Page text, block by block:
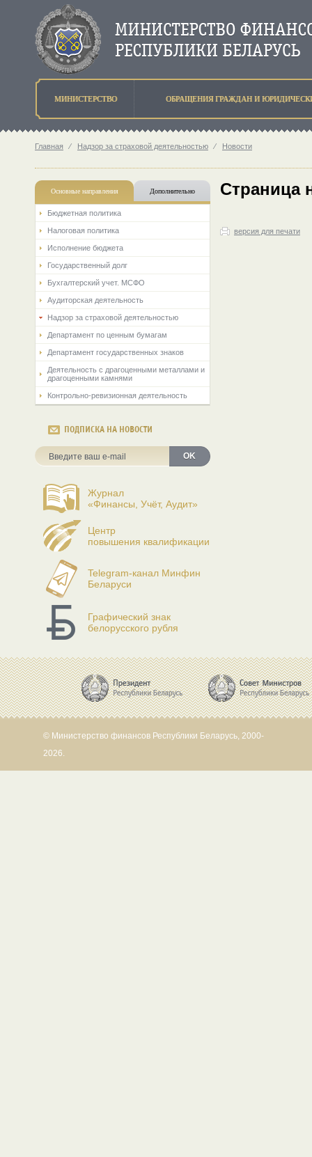
МИНИСТЕРСТВО ОБРАЩЕНИЯ ГРАЖДАН И
Главная ⁄ Надзор за страховой деятельностью ⁄ Новости
Основные направления Дополнительно
Бюджетная политика
Налоговая политика
Исполнение бюджета
Государственный долг
Бухгалтерский учет. МСФО
Аудиторская деятельность
Надзор за страховой деятельностью
Департамент по ценным бумагам
Департамент государственных знаков
Деятельность с драгоценными металлами и
драгоценными камнями
Контрольно-ревизионная деятельность
ПОДПИСКА НА НОВОСТИ
OK
Журнал
«Финансы, Учёт, Аудит»
Центр
повышения квалификации
Telegram-канал Минфин
Беларуси
Графический знак
белорусского рубля
Страница
версия для печати
© Министерство финансов Республики Беларусь, 2000-
2026.